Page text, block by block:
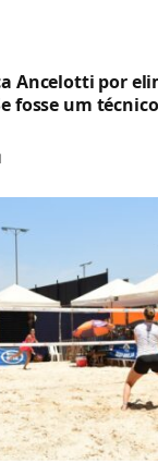
Ancelotti por
fosse um